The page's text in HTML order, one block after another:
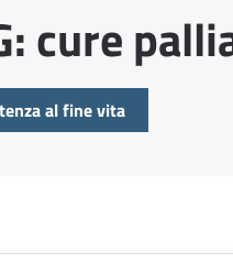
cure
al fine vita